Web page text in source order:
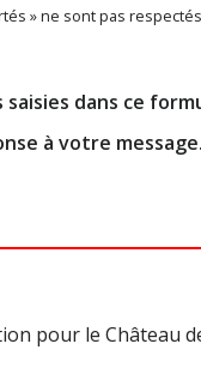
» ne sont pas
dans ce
à votre message.
pour le Château